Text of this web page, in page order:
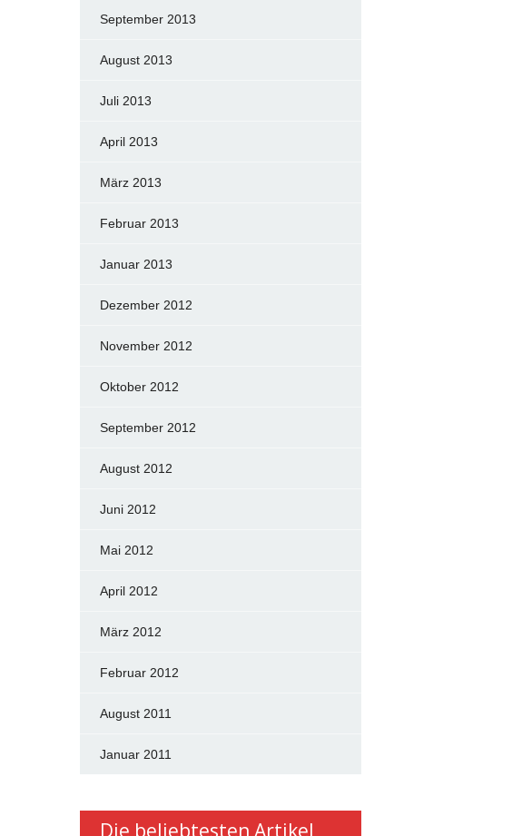
September 2013
August 2013
Juli 2013
April 2013
März 2013
Februar 2013
Januar 2013
Dezember 2012
November 2012
Oktober 2012
September 2012
August 2012
Juni 2012
Mai 2012
April 2012
März 2012
Februar 2012
August 2011
Januar 2011
Die beliebtesten Artikel